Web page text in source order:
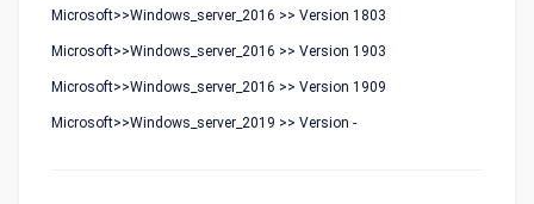
Microsoft>>Windows_server_2016 >> Version 1803
Microsoft>>Windows_server_2016 >> Version 1903
Microsoft>>Windows_server_2016 >> Version 1909
Microsoft>>Windows_server_2019 >> Version -